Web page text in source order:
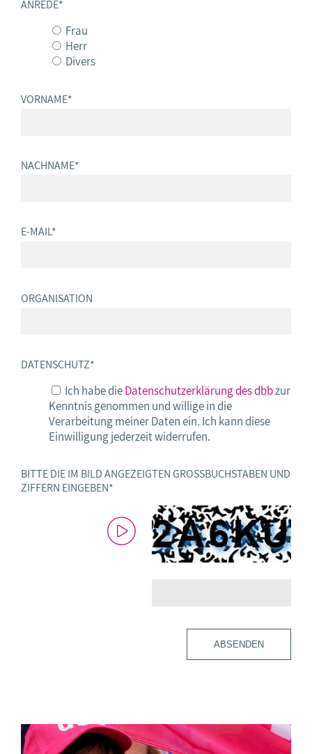
ANREDE*
Frau
Herr
Divers
VORNAME*
NACHNAME*
E-MAIL*
ORGANISATION
DATENSCHUTZ*
Ich habe dieDatenschutzerklärung des dbbzur
Kenntnis genommen und willige in die
Verarbeitung meiner Daten ein. Ich kann diese
Einwilligung jederzeit widerrufen.
BITTE DIE IM BILD ANGEZEIGTEN GROSSBUCHSTABEN UND Z
IFFERN EINGEBEN *
ABSENDEN